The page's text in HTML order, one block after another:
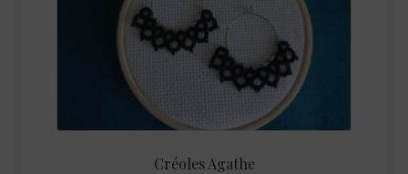
Créoles Agathe